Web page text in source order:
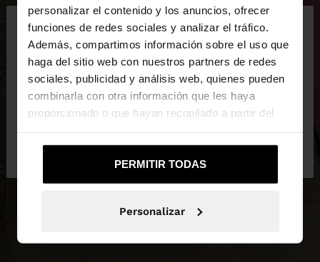
personalizar el contenido y los anuncios, ofrecer
funciones de redes sociales y analizar el tráfico.
Además, compartimos información sobre el uso que
haga del sitio web con nuestros partners de redes
sociales, publicidad y análisis web, quienes pueden
combinarla con otra información que les haya
proporcionado o que hayan recopilado a partir del
PERMITIR TODAS
Personalizar
hola
Estás accediendo a la web de España. ¿Quieres ir a
la web de United States?